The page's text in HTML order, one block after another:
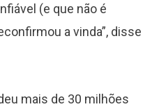
(e que não é
a vinda”, disse
mais de 30 milhões